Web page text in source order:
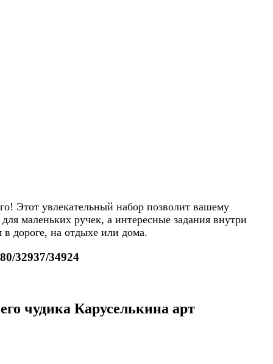
Этот увлекательный набор позволит вашему
маленьких ручек, а интересные задания внутри
дороге, на отдыхе или дома.
32937/34924
чудика Каруселькина арт